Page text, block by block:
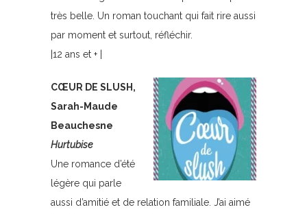
très belle. Un roman touchant qui fait rire aussi
par moment et surtout, réfléchir.
|12 ans et + |
CŒUR DE SLUSH,
Sarah-Maude
Beauchesne
Hurtubise
Une romance d’été
légère qui parle
aussi d’amitié et de relation familiale. J’ai aimé